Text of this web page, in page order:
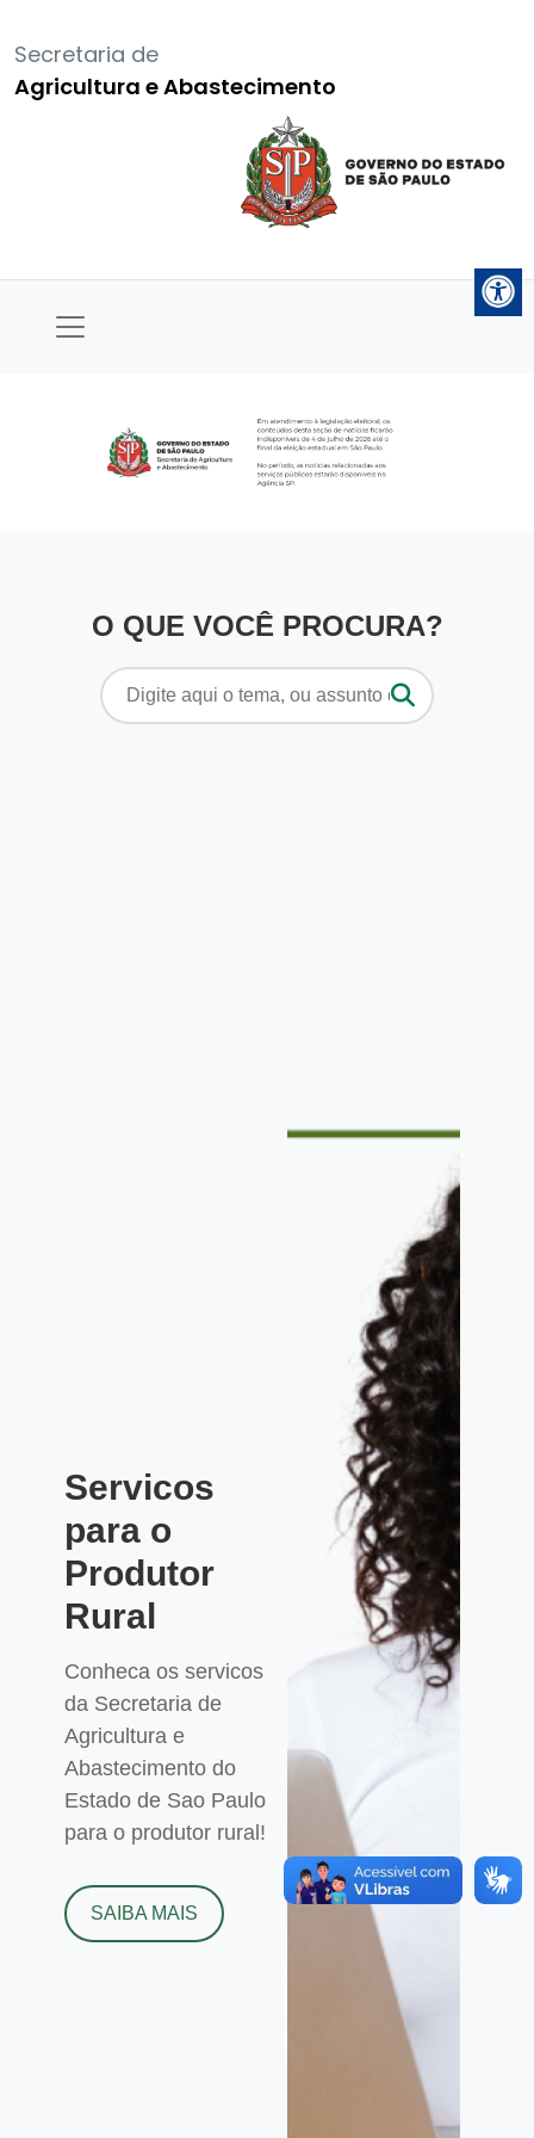
Secretaria de
Agricultura e Abastecimento
O QUE VOCÊ PROCURA?
Pesquisar
por:
Servicos
para o
Produtor
Rural
Conheca os servicos
da Secretaria de
Agricultura e
Abastecimento do
Estado de Sao Paulo
para o produtor rural!
SAIBA MAIS